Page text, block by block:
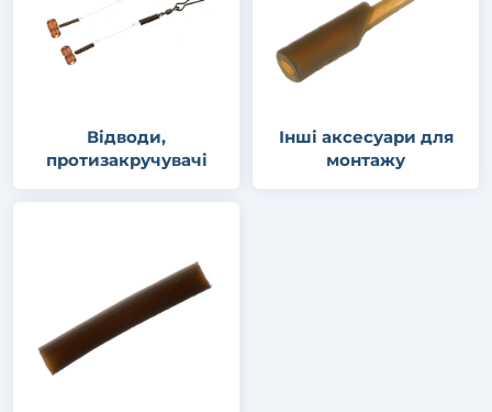
Відводи,
протизакручувачі
Інші аксесуари для
монтажу